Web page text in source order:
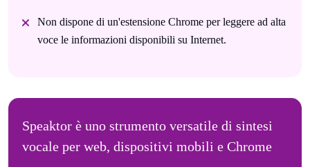
Non dispone di un'estensione Chrome per leggere ad alta
voce le informazioni disponibili su Internet.
Speaktor è uno strumento versatile di sintesi
vocale per web, dispositivi mobili e Chrome